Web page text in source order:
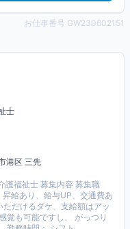
お仕事番号 GW230602151
士
港区 三先
護福祉士 募集内容 募集職
給あり、給与UP、交通費あ
だけるダケ、支給額はアッ
覚も可能ですし、 がっつり